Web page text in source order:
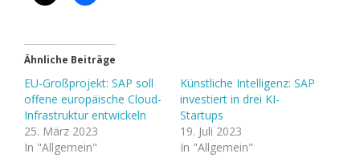
Ähnliche Beiträge
EU-Großprojekt: SAP soll
offene europäische Cloud-
Infrastruktur entwickeln
25. März 2023
In "Allgemein"
Künstliche Intelligenz: SAP
investiert in drei KI-
Startups
19. Juli 2023
In "Allgemein"